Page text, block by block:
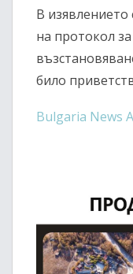
В изявлението
на протокол
било
Bulgaria News